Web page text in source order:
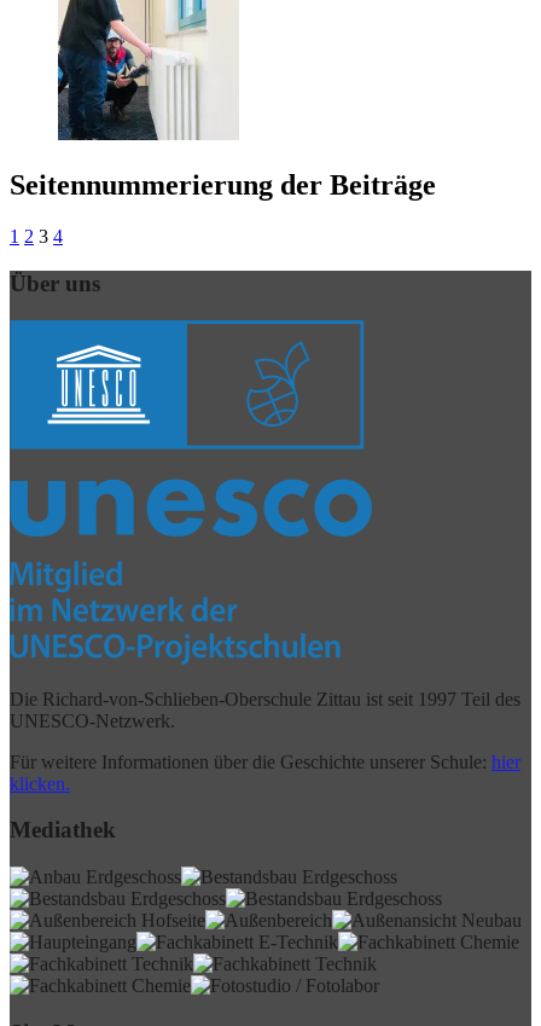
Seitennummerierung der Beiträge
1 2 3 4
Über uns
Die Richard-von-Schlieben-Oberschule Zittau ist seit 1997 Teil des
UNESCO-Netzwerk.
Für weitere Informationen über die Geschichte unserer Schule: hier
klicken.
Mediathek